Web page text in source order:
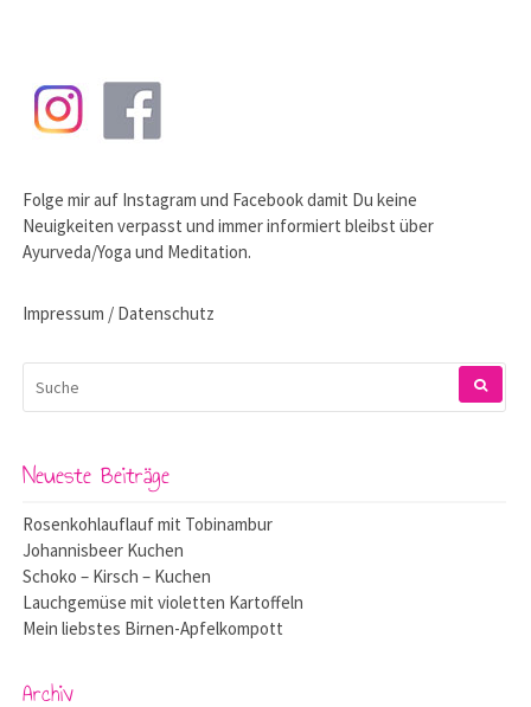
Folge mir auf Instagram und Facebookdamit Du keine
Neuigkeiten verpasst und immer informiert bleibst über
Ayurveda/Yoga und Meditation.
Impressum / Datenschutz
NACH:
Neueste Beiträge
Rosenkohlauflauf mit Tobinambur
Johannisbeer Kuchen
Schoko – Kirsch – Kuchen
Lauchgemüse mit violetten Kartoffeln
Mein liebstes Birnen-Apfelkompott
Archiv